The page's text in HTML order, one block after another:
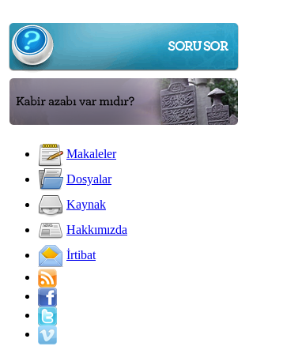
Makaleler
Dosyalar
Kaynak
Hakkımızda
İrtibat